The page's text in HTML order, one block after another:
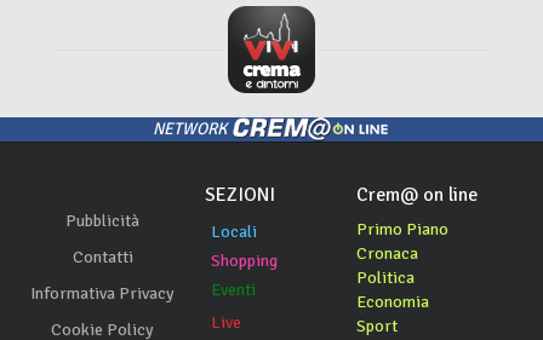
NETWORK
Pubblicità
Contatti
Informativa Privacy
Cookie Policy
SEZIONI
Locali
Shopping
Eventi
Live
Crem@ on line
Primo Piano
Cronaca
Politica
Economia
Sport